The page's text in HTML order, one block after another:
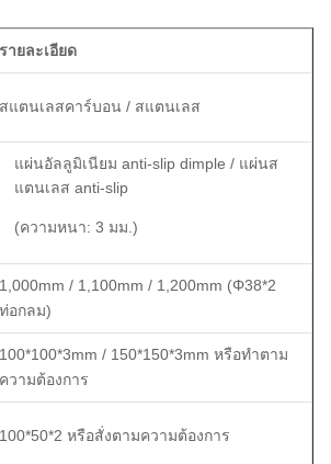
รายละเอียด
สแตนเลสคาร์บอน / สแตนเลส
แผ่นอัลลูมิเนียม anti-slip dimple / แผ่นส
แตนเลส anti-slip
(ความหนา: 3 มม.)
1,000mm / 1,100mm / 1,200mm (Φ38*2
ท่อกลม)
100*100*3mm / 150*150*3mm หรือทําตาม
ความต้องการ
100*50*2 หรือสั่งตามความต้องการ